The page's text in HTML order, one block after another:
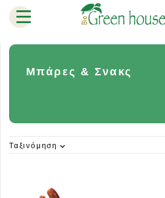
Μπάρες & Σνακς
Ταξινόμηση expand_more